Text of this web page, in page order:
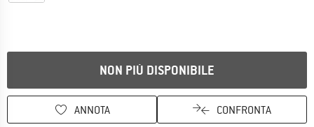
NON PIÙ DISPONIBILE
ANNOTA CONFRONTA